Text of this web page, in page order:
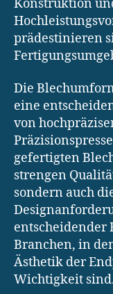
Konstruktion
prädestinieren
Die
eine
von
gefertigten
strengen
sondern auch
entscheidender
Branchen, in
Ästhetik der
Wichtigkeit